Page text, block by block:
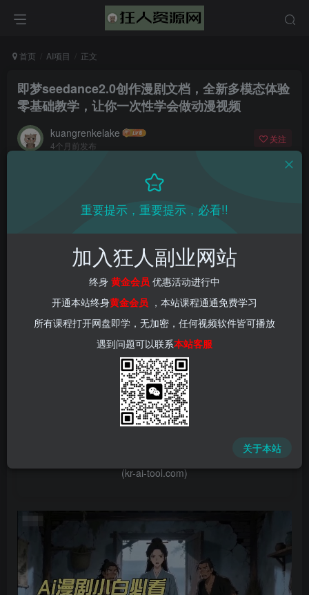
首页 AI项目 正文
即梦seedance2.0创作漫剧文档，全新多模态体验
零基础教学，让你一次性学会做动漫视频
kuangrenkelake
4个月前发布
关注
📌 1000➕互联网副业项目教程，更多网赚项目，点击以下
链接进入本站首页：
中赚网 - 分享各大收费VIP网赚项目和创业教程 - 狂人资源
(kr-ai-tool.com)
重要提示，重要提示，必看!!
加入狂人副业网站
终身 黄金会员 优惠活动进行中
开通本站终身黄金会员 ，本站课程通通免费学习
所有课程打开网盘即学，无加密，任何视频软件皆可播放
遇到问题可以联系本站客服
关于本站